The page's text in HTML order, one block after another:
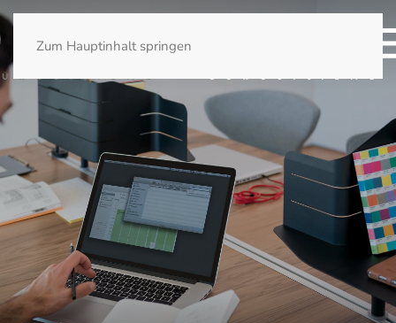
Zum Hauptinhalt springen